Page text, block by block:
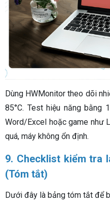
Dùng HWMonitor theo dõi
85°C. Test hiệu năng bằng
Word/Excel hoặc game như
quá, máy không ổn định.
9. Checklist kiểm tra
(Tóm tắt)
Dưới đây là bảng tóm tắt để